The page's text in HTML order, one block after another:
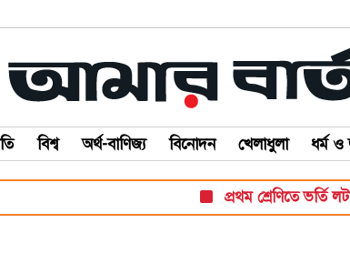
বিশ্ব অর্থ-বাণিজ্য বিনোদন খেলাধুলা ধর্ম ও
প্রথম শ্রেণিতে ভর্তি